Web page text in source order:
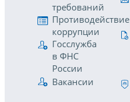
требований
Противодействие
коррупции
Госслужба
в ФНС
России
Вакансии